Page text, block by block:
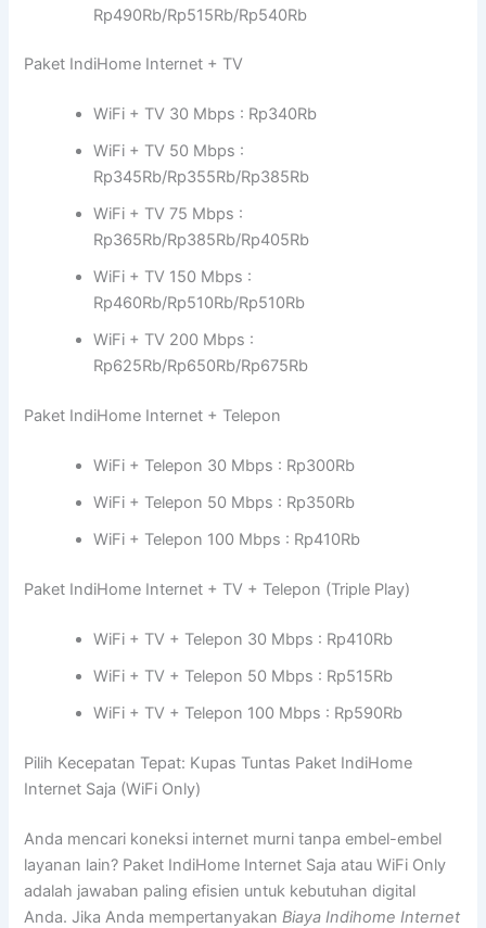
Rp490Rb/Rp515Rb/Rp540Rb
Paket IndiHome Internet + TV
WiFi + TV 30 Mbps : Rp340Rb
WiFi + TV 50 Mbps :
Rp345Rb/Rp355Rb/Rp385Rb
WiFi + TV 75 Mbps :
Rp365Rb/Rp385Rb/Rp405Rb
WiFi + TV 150 Mbps :
Rp460Rb/Rp510Rb/Rp510Rb
WiFi + TV 200 Mbps :
Rp625Rb/Rp650Rb/Rp675Rb
Paket IndiHome Internet + Telepon
WiFi + Telepon 30 Mbps : Rp300Rb
WiFi + Telepon 50 Mbps : Rp350Rb
WiFi + Telepon 100 Mbps : Rp410Rb
Paket IndiHome Internet + TV + Telepon (Triple Play)
WiFi + TV + Telepon 30 Mbps : Rp410Rb
WiFi + TV + Telepon 50 Mbps : Rp515Rb
WiFi + TV + Telepon 100 Mbps : Rp590Rb
Pilih Kecepatan Tepat: Kupas Tuntas Paket IndiHome
Internet Saja (WiFi Only)
Anda mencari koneksi internet murni tanpa embel-embel
layanan lain? Paket IndiHome Internet Saja atau WiFi Only
adalah jawaban paling efisien untuk kebutuhan digital
Anda. Jika Anda mempertanyakan Biaya Indihome Internet